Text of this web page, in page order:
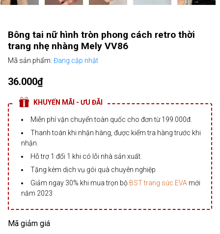
Bông tai nữ hình tròn phong cách retro thời
trang nhẹ nhàng Mely VV86
Mã sản phẩm: Đang cập nhật
36.000₫
KHUYẾN MÃI - ƯU ĐÃI
Miễn phí vận chuyển toàn quốc cho đơn từ 199.000đ.
Thanh toán khi nhận hàng, được kiểm tra hàng trước khi
nhận.
Hỗ trợ 1 đổi 1 khi có lỗi nhà sản xuất.
Tặng kèm dịch vụ gói quà chuyên nghiệp
Giảm ngay 30% khi mua trọn bộ BST trang sức EVA mới
năm 2023
Mã giảm giá